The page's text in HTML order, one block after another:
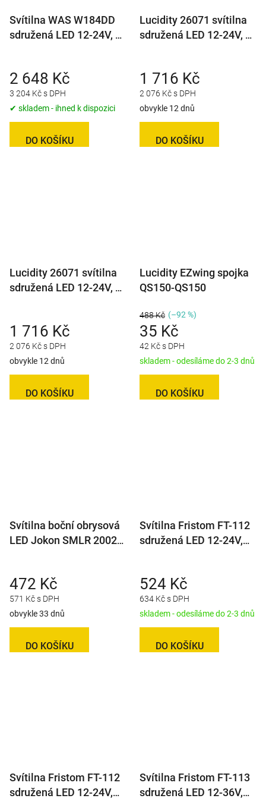
Svítilna WAS W184DD
sdružená LED 12-24V, L,
3 204 Kč s DPH
2 648 Kč
✔ skladem - ihned k dispozici
DO KOŠÍKU
Lucidity 26071 svítilna
sdružená LED 12-24V, L-
2 076 Kč s DPH
1 716 Kč
obvykle 12 dnů
DO KOŠÍKU
Lucidity 26071 svítilna
sdružená LED 12-24V, P-
2 076 Kč s DPH
1 716 Kč
obvykle 12 dnů
DO KOŠÍKU
Lucidity EZwing spojka
QS150-QS150
42 Kč s DPH
35 Kč
488 Kč (–92 %)
skladem - odesíláme do 2-3 dnů
DO KOŠÍKU
Svítilna boční obrysová
LED Jokon SMLR 2002c,
571 Kč s DPH
472 Kč
obvykle 33 dnů
DO KOŠÍKU
Svítilna Fristom FT-112
sdružená LED 12-24V,
634 Kč s DPH
524 Kč
skladem - odesíláme do 2-3 dnů
DO KOŠÍKU
Svítilna Fristom FT-112
sdružená LED 12-24V,
Svítilna Fristom FT-113
sdružená LED 12-36V,